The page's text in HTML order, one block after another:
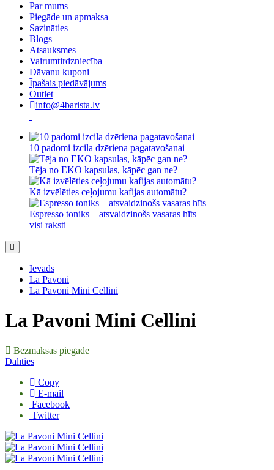
Par mums
Piegāde un apmaksa
Sazināties
Blogs
Atsauksmes
Vairumtirdzniecība
Dāvanu kuponi
Īpašais piedāvājums
Outlet
info@4barista.lv
10 padomi izcila dzēriena pagatavošanai
Tēja no EKO kapsulas, kāpēc gan ne?
Kā izvēlēties ceļojumu kafijas automātu?
Espresso toniks – atsvaidzinošs vasaras hīts
visi raksti
Ievads
La Pavoni
La Pavoni Mini Cellini
La Pavoni Mini Cellini
Bezmaksas piegāde
Dalīties
Copy
E-mail
Facebook
Twitter